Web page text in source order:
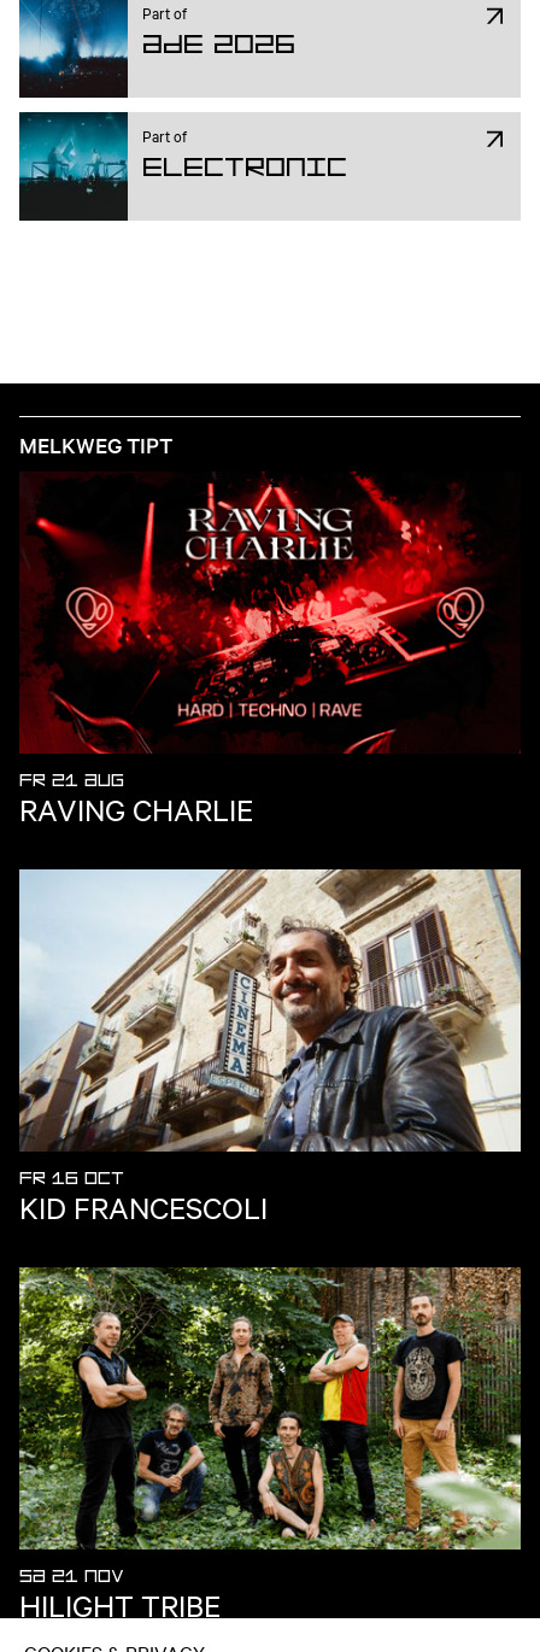
Part of
ADE 2026
Part of
Electronic
MELKWEG TIPT
FR 21 AUG
RAVING CHARLIE
FR 16 OCT
KID FRANCESCOLI
SA 21 NOV
HILIGHT TRIBE